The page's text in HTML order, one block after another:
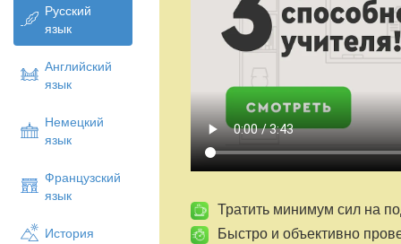
Русский
язык
Английский
язык
Немецкий
язык
Французский
язык
История
Тратить минимум сил на
Быстро и объективно